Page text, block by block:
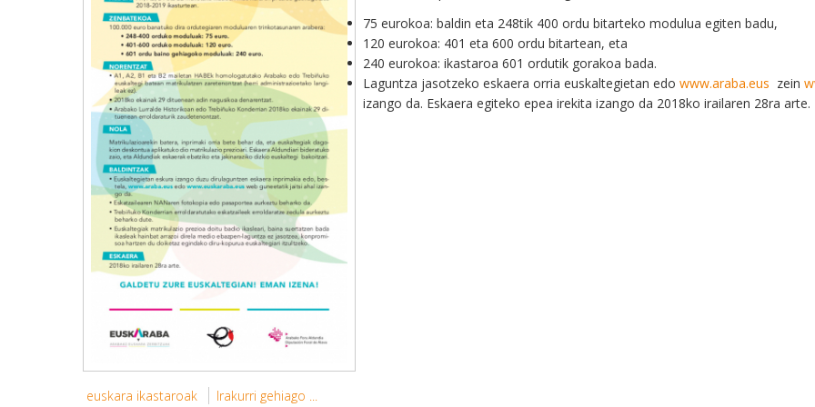
75 eurokoa: baldin eta 248tik 400 ordu bitarteko modulua egiten badu,
120 eurokoa: 401 eta 600 ordu bitartean, eta
240 eurokoa: ikastaroa 601 ordutik gorakoa bada.
Laguntza jasotzeko eskaera orria euskaltegietan edo www.araba.eus zein
izango da. Eskaera egiteko epea irekita izango da 2018ko irailaren 28ra arte.
euskara ikastaroak Irakurri gehiago ...